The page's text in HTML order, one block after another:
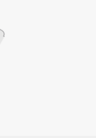
e
identidade e